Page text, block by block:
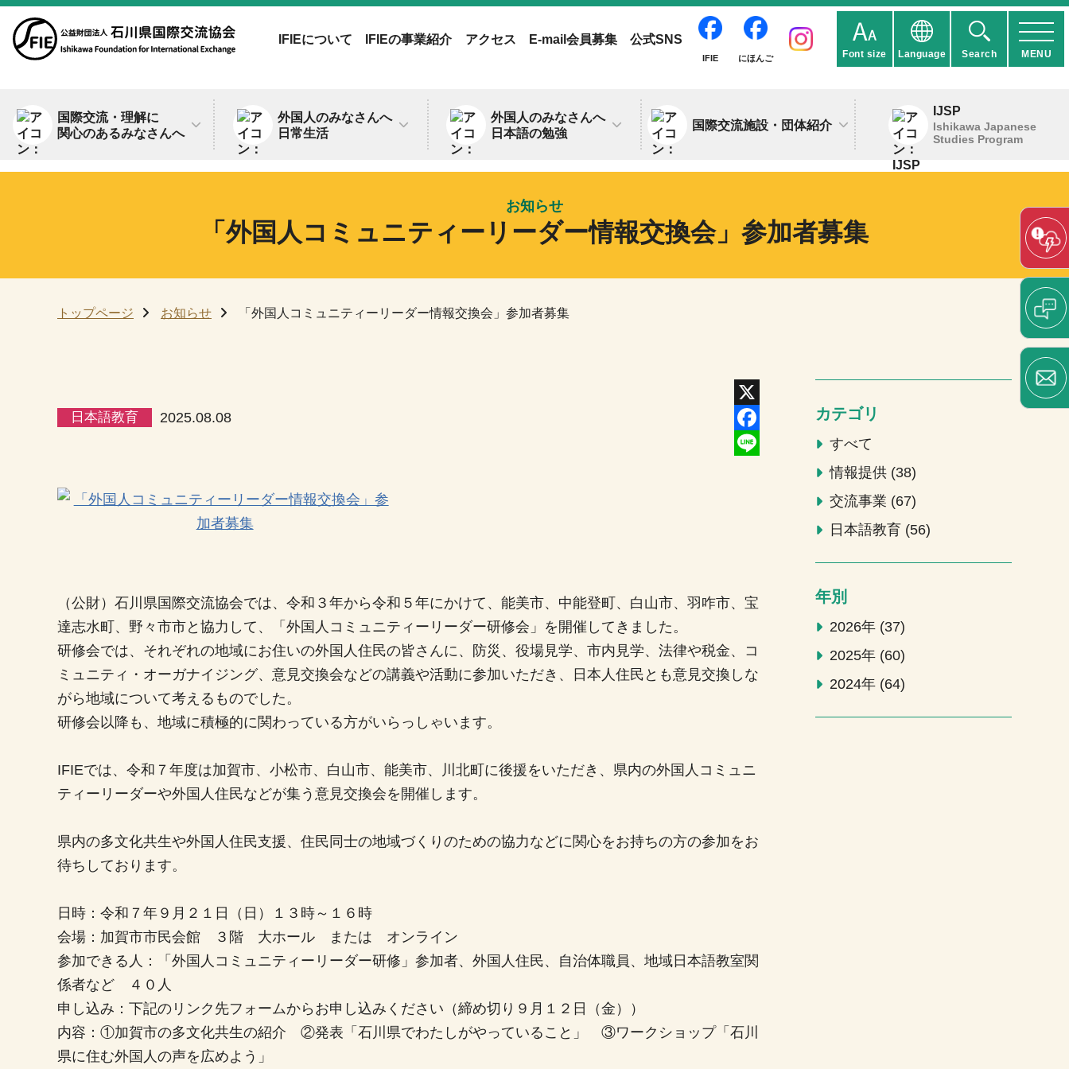
IFIEについて IFIEの事業紹介 アクセス E-mail会員募集 公式SNS
IFIE にほんご Font size Language Search MENU
国際交流・理解に
関心のあるみなさんへ
外国人のみなさんへ
日常生活
外国人のみなさんへ
日本語の勉強
国際交流施設・団体紹介
IJSP
Ishikawa Japanese
Studies Program
お知らせ
「外国人コミュニティーリーダー情報交換会」参加者募集
トップページ お知らせ 「外国人コミュニティーリーダー情報交換会」参加者募集
日本語教育 2025.08.08
X
Facebook
（公財）石川県国際交流協会では、令和３年から令和５年にかけて、能美市、中能登町、白山市、羽咋市、宝
達志水町、野々市市と協力して、「外国人コミュニティーリーダー研修会」を開催してきました。
研修会では、それぞれの地域にお住いの外国人住民の皆さんに、防災、役場見学、市内見学、法律や税金、コ
ミュニティ・オーガナイジング、意見交換会などの講義や活動に参加いただき、日本人住民とも意見交換しな
がら地域について考えるものでした。
研修会以降も、地域に積極的に関わっている方がいらっしゃいます。
IFIEでは、令和７年度は加賀市、小松市、白山市、能美市、川北町に後援をいただき、県内の外国人コミュニ
ティーリーダーや外国人住民などが集う意見交換会を開催します。
県内の多文化共生や外国人住民支援、住民同士の地域づくりのための協力などに関心をお持ちの方の参加をお
待ちしております。
日時：令和７年９月２１日（日）１３時～１６時
会場：加賀市市民会館 ３階 大ホール または オンライン
参加できる人：「外国人コミュニティーリーダー研修」参加者、外国人住民、自治体職員、地域日本語教室関
係者など ４０人
申し込み：下記のリンク先フォームからお申し込みください（締め切り９月１２日（金））
内容：①加賀市の多文化共生の紹介 ②発表「石川県でわたしがやっていること」 ③ワークショップ「石川
県に住む外国人の声を広めよう」
カテゴリ
すべて
情報提供 38
交流事業 67
日本語教育 56
年別
2026年 37
2025年 60
2024年 64